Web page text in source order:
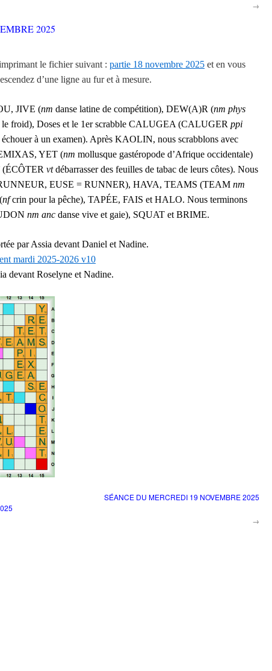
→
2025
le fichier suivant : partie 18 novembre 2025 et en vous
d’une ligne au fur et à mesure.
JIVE (nm danse latine de compétition), DEW(A)R (nm phys
le froid), Doses et le 1er scrabble CALUGEA (CALUGER ppi
échouer à un examen). Après KAOLIN, nous scrabblons avec
YET (nm mollusque gastéropode d’Afrique occidentale)
(ÉCÔTER vtdébarrasser des feuilles de tabac de leurs côtes). Nous
EUSE = RUNNER), HAVA, TEAMS (TEAM nm
nfcrin pour la pêche), TAPÉE, FAIS et HALO. Nous terminons
nm anc danse vive et gaie), SQUAT et BRIME.
par Assia devant Daniel et Nadine.
mardi 2025-2026 v10
devant Roselyne et Nadine.
SÉANCE DU MERCREDI 19 NOVEMBRE 2025
→